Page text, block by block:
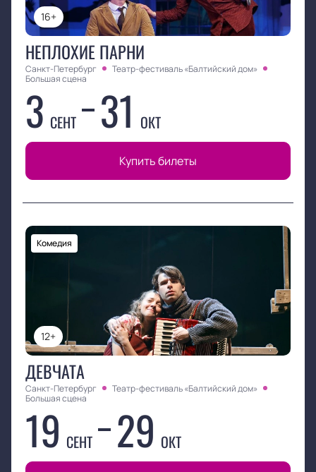
16+
НЕПЛОХИЕ ПАРНИ
Санкт-Петербург
Театр-фестиваль «Балтийский дом»
Большая сцена
3 СЕНТ 31 ОКТ
Купить билеты
12+
Комедия
ДЕВЧАТА
Санкт-Петербург
Театр-фестиваль «Балтийский дом»
Большая сцена
19 СЕНТ 29 ОКТ